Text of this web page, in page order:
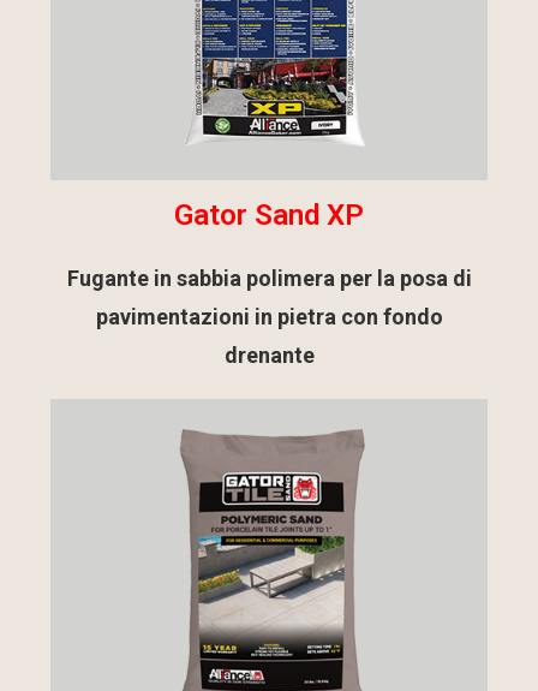
Gator Sand XP
Fugante in sabbia polimera per la posa di
pavimentazioni in pietra con fondo
drenante